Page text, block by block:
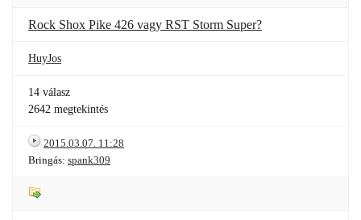
Rock Shox Pike 426 vagy RST Storm Super?
HuyJos
14 válasz
2642 megtekintés
2015.03.07. 11:28
Bringás: spank309